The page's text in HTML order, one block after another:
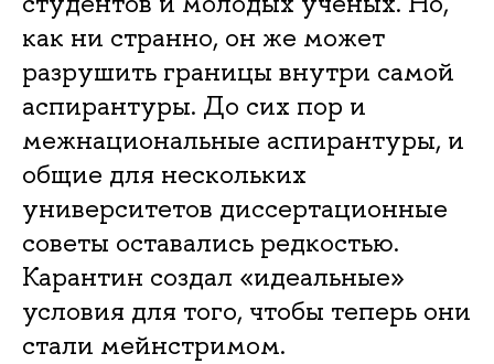
как ни странно, он же может
разрушить границы внутри самой
аспирантуры. До сих пор и
межнациональные аспирантуры, и
общие для нескольких
университетов диссертационные
советы оставались редкостью.
Карантин создал «идеальные»
условия для того, чтобы теперь они
стали мейнстримом.